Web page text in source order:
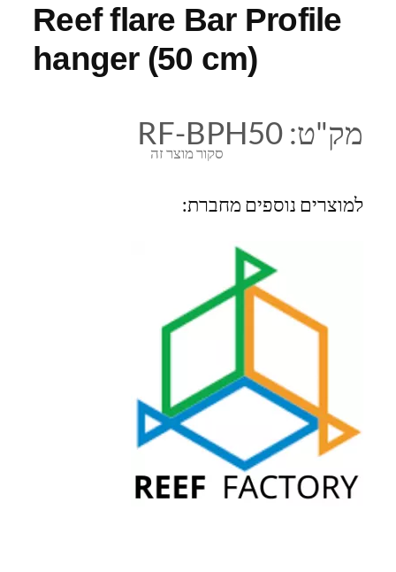
Reef flare Bar Profile
hanger (50 cm)
סקור מוצר זה
מק"ט: RF-BPH50
למוצרים נוספים מחברת: